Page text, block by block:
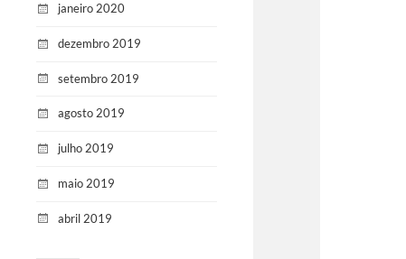
janeiro 2020
dezembro 2019
setembro 2019
agosto 2019
julho 2019
maio 2019
abril 2019